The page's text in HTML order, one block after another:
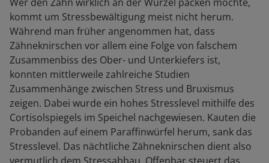
kommt um Stressbewältigung meist nicht herum.
Während man früher angenommen hat, dass
Zähneknirschen vor allem eine Folge von falschem
Zusammenbiss des Ober- und Unterkiefers ist,
konnten mittlerweile zahlreiche Studien
Zusammenhänge zwischen Stress und Bruxismus
zeigen. Dabei wurde ein hohes Stresslevel mithilfe des
Cortisolspiegels im Speichel nachgewiesen. Kauten die
Probanden auf einem Paraffinwürfel herum, sank das
Stresslevel. Das nächtliche Zähneknirschen dient also